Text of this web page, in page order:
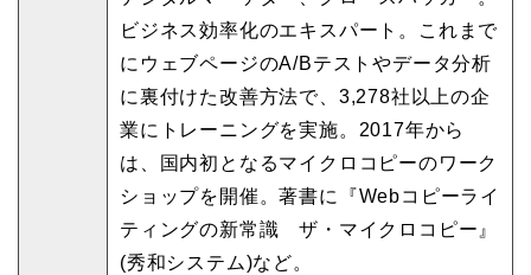
ビジネス効率化のエキスパート。これまで
にウェブページのA/Bテストやデータ分析
に裏付けた改善方法で、3,278社以上の企
業にトレーニングを実施。2017年から
は、国内初となるマイクロコピーのワーク
ショップを開催。著書に『Webコピーライ
ティングの新常識 ザ・マイクロコピー』
(秀和システム)など。